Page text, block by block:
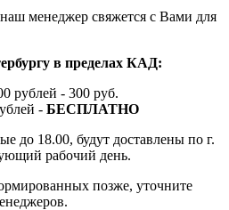
менеджер свяжется с Вами для
в пределах КАД:
рублей - 300 руб.
- БЕСПЛАТНО
до 18.00, будут доставлены по г.
рабочий день.
позже, уточните